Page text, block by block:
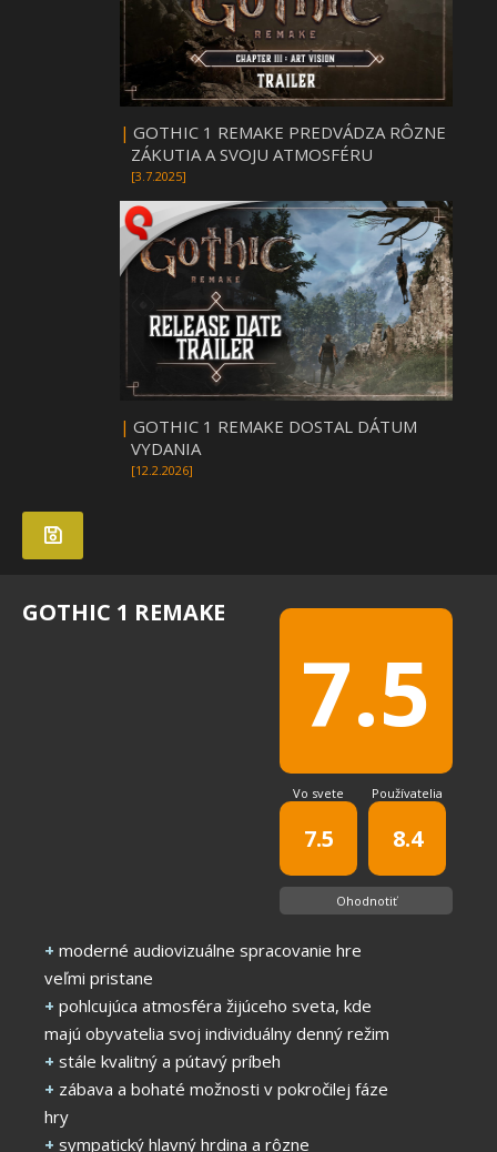
| GOTHIC 1 REMAKE PREDVÁDZA RÔZNE
ZÁKUTIA A SVOJU ATMOSFÉRU
[3.7.2025]
| GOTHIC 1 REMAKE DOSTAL DÁTUM
VYDANIA
[12.2.2026]
7.5
Vo svete
7.5
Používatelia
8.4
Ohodnotiť
GOTHIC 1 REMAKE
+ moderné audiovizuálne spracovanie hre
veľmi pristane
+ pohlcujúca atmosféra žijúceho sveta, kde
majú obyvatelia svoj individuálny denný režim
+ stále kvalitný a pútavý príbeh
+ zábava a bohaté možnosti v pokročilej fáze
hry
+ sympatický hlavný hrdina a rôzne